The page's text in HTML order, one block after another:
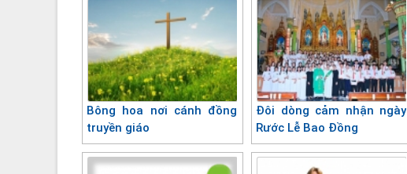
Bông hoa nơi cánh đồng
truyền giáo
Đôi dòng cảm nhận ngày
Rước Lễ Bao Đồng